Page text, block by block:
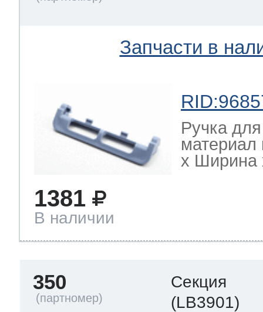
Запчасти в
Ручка
материал
х Ширина
1381
В наличии
350
Секция
(LB3901)